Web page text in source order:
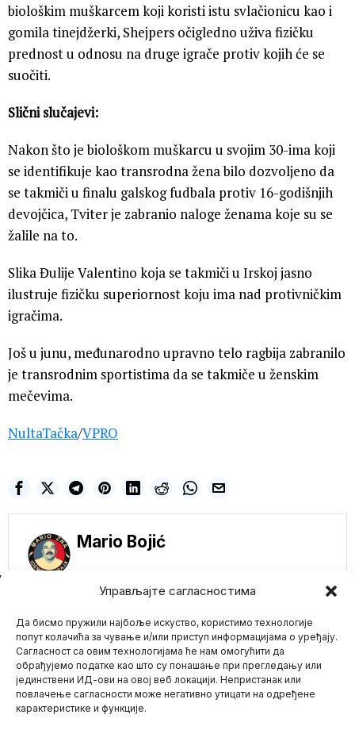
Управљајте сагласностима
Да бисмо пружили најбоље искуство, користимо технологије
попут колачића за чување и/или приступ информацијама о уређају.
Сагласност са овим технологијама ће нам омогућити да
обрађујемо податке као што су понашање при прегледању или
јединствени ИД-ови на овој веб локацији. Непристанак или
повлачење сагласности може негативно утицати на одређене
карактеристике и функције.
biološkim muškarcem koji koristi istu svlačionicu kao i
gomila tinejdžerki, Shejpers očigledno uživa fizičku
prednost u odnosu na druge igrače protiv kojih će se
suočiti.
Slični slučajevi:
Nakon što je biološkom muškarcu u svojim 30-ima koji
se identifikuje kao transrodna žena bilo dozvoljeno da
se takmiči u finalu galskog fudbala protiv 16-godišnjih
devojčica, Tviter je zabranio naloge ženama koje su se
žalile na to.
Slika Đulije Valentino koja se takmiči u Irskoj jasno
ilustruje fizičku superiornost koju ima nad protivničkim
igračima.
Još u junu, međunarodno upravno telo ragbija zabranilo
je transrodnim sportistima da se takmiče u ženskim
mečevima.
NultaTačka/VPRO
Mario Bojić
Mario zna Youtube
prava?! Britanija
uvodi masovni
digitalni nadzor i
cenzuru privatnih
poruka
Velika Britanija napravila
je veliki korak ka
potpunom digitalnom